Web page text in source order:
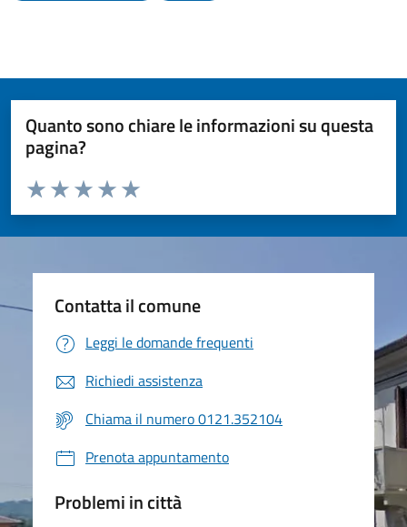
Quanto sono chiare le informazioni su questa
pagina?
Valuta da 1 a 5 stelle la pagina
Valuta 5 stelle su 5
Valuta 4 stelle su 5
Valuta 3 stelle su 5
Valuta 2 stelle su 5
Valuta 1 stelle su 5
Contatta il comune
Leggi le domande frequenti
Richiedi assistenza
Chiama il numero 0121.352104
Prenota appuntamento
Problemi in città